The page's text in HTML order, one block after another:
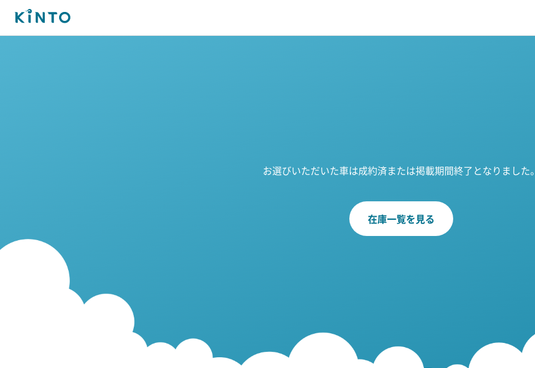
お選びいただいた車は成約済または掲載期間終了となりました
在庫一覧を見る